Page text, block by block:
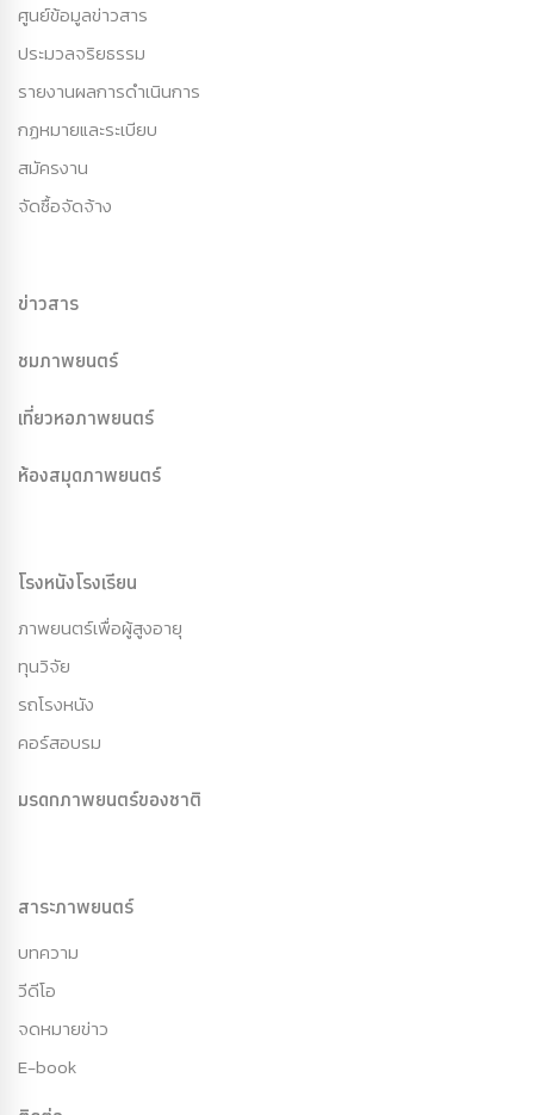
ศูนย์ข้อมูลข่าวสาร
ประมวลจริยธรรม
รายงานผลการดำเนินการ
กฏหมายและระเบียบ
สมัครงาน
จัดซื้อจัดจ้าง
ข่าวสาร
ชมภาพยนตร์
เที่ยวหอภาพยนตร์
ห้องสมุดภาพยนตร์
โรงหนังโรงเรียน
ภาพยนตร์เพื่อผู้สูงอายุ
ทุนวิจัย
รถโรงหนัง
คอร์สอบรม
มรดกภาพยนตร์ของชาติ
สาระภาพยนตร์
บทความ
วีดีโอ
จดหมายข่าว
E-book